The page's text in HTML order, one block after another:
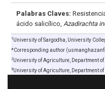
Palabras Claves:
ácido salicílico, Azadirachta
1 University of Sargodha, University
*Corresponding author
2University of Agriculture, Department
3University of Agriculture, Department